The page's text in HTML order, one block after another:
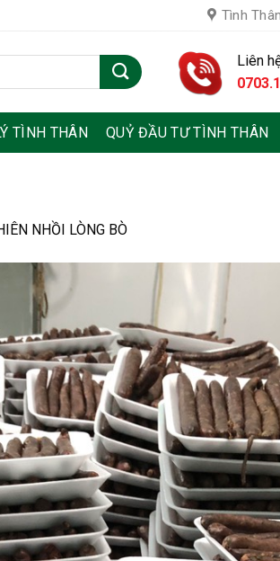
Tình
Liên
TÌNH THÂN QUỶ ĐẦU TƯ TÌNH THÂN
NHỒI LÒNG BÒ